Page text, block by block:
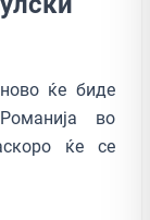
ќе биде
во
ќе се